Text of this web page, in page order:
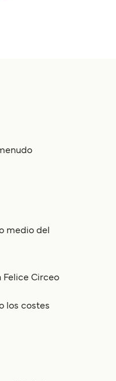
medio del
Felice Circeo
los costes